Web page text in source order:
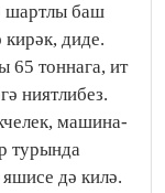
шартлы баш
кирәк, диде.
65 тоннага, ит
ниятлибез.
машина-
турында
дә килә.